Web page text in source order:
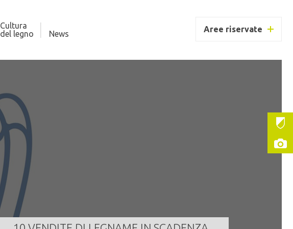
Cultura
del legno
News Aree riservate